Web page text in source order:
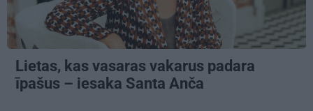
Lietas, kas vasaras vakarus padara
īpašus – iesaka Santa Anča